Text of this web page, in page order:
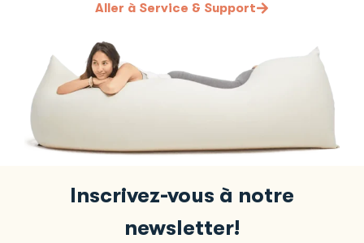
Aller à Service & Support
Inscrivez-vous à notre
newsletter!